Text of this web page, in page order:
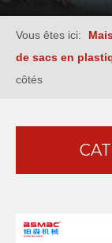
Vous êtes ici:
de sacs en
côtés